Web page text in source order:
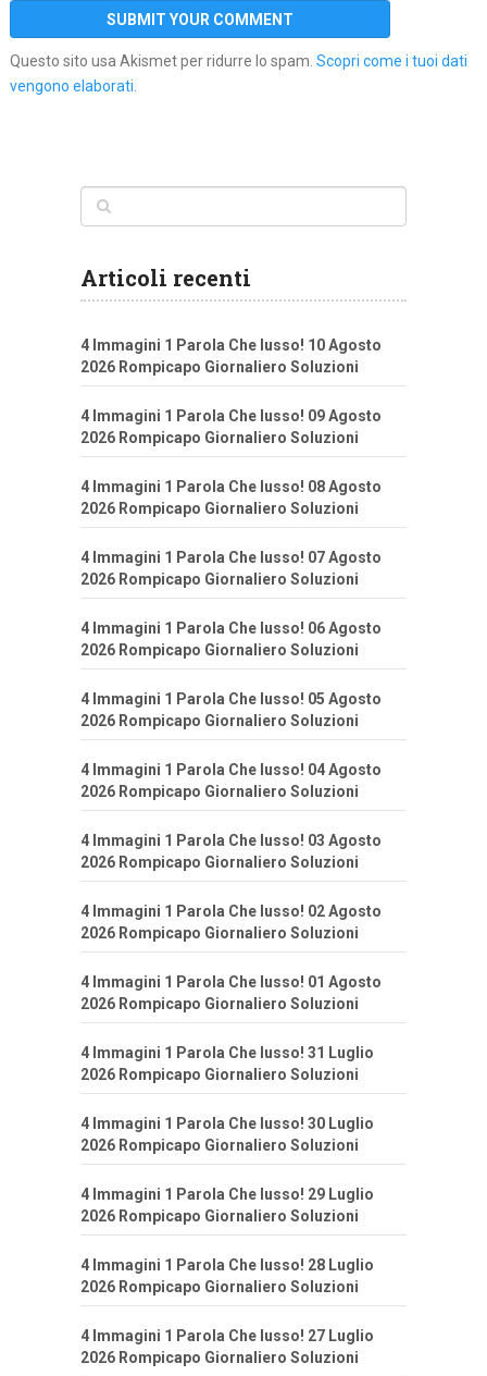
Questo sito usa Akismet per ridurre lo spam. Scopri come i tuoi dati
vengono elaborati.
Articoli recenti
4 Immagini 1 Parola Che lusso! 10 Agosto
2026 Rompicapo Giornaliero Soluzioni
4 Immagini 1 Parola Che lusso! 09 Agosto
2026 Rompicapo Giornaliero Soluzioni
4 Immagini 1 Parola Che lusso! 08 Agosto
2026 Rompicapo Giornaliero Soluzioni
4 Immagini 1 Parola Che lusso! 07 Agosto
2026 Rompicapo Giornaliero Soluzioni
4 Immagini 1 Parola Che lusso! 06 Agosto
2026 Rompicapo Giornaliero Soluzioni
4 Immagini 1 Parola Che lusso! 05 Agosto
2026 Rompicapo Giornaliero Soluzioni
4 Immagini 1 Parola Che lusso! 04 Agosto
2026 Rompicapo Giornaliero Soluzioni
4 Immagini 1 Parola Che lusso! 03 Agosto
2026 Rompicapo Giornaliero Soluzioni
4 Immagini 1 Parola Che lusso! 02 Agosto
2026 Rompicapo Giornaliero Soluzioni
4 Immagini 1 Parola Che lusso! 01 Agosto
2026 Rompicapo Giornaliero Soluzioni
4 Immagini 1 Parola Che lusso! 31 Luglio
2026 Rompicapo Giornaliero Soluzioni
4 Immagini 1 Parola Che lusso! 30 Luglio
2026 Rompicapo Giornaliero Soluzioni
4 Immagini 1 Parola Che lusso! 29 Luglio
2026 Rompicapo Giornaliero Soluzioni
4 Immagini 1 Parola Che lusso! 28 Luglio
2026 Rompicapo Giornaliero Soluzioni
4 Immagini 1 Parola Che lusso! 27 Luglio
2026 Rompicapo Giornaliero Soluzioni